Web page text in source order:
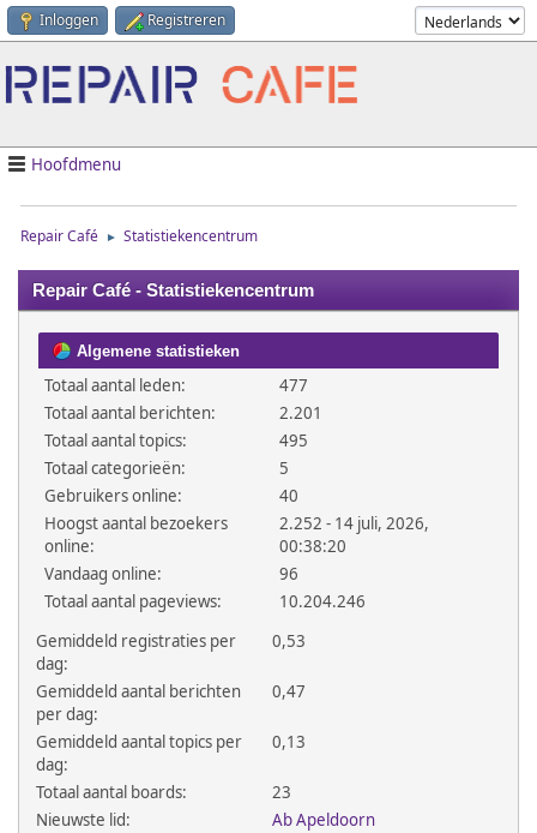
Inloggen Registreren
Hoofdmenu
Repair Café ► Statistiekencentrum
Repair Café - Statistiekencentrum
Algemene statistieken
Totaal aantal leden:
477
Totaal aantal berichten:
2.201
Totaal aantal topics:
495
Totaal categorieën:
5
Gebruikers online:
40
Hoogst aantal bezoekers
online:
2.252 - 14 juli, 2026,
00:38:20
Vandaag online:
96
Totaal aantal pageviews:
10.204.246
Gemiddeld registraties per
dag:
0,53
Gemiddeld aantal berichten
per dag:
0,47
Gemiddeld aantal topics per
dag:
0,13
Totaal aantal boards:
23
Nieuwste lid:
Ab Apeldoorn